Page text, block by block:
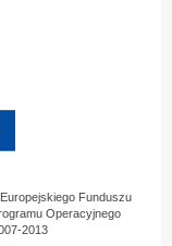
Funduszu
Operacyjnego
2013